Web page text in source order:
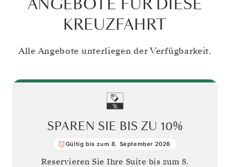
ANGEBOTE FÜR DIESE
KREUZFAHRT
Alle Angebote unterliegen der Verfügbarkeit.
SPAREN SIE BIS ZU 10%
Gültig bis zum 8. September 2026
Reservieren Sie Ihre Suite bis zum 8.